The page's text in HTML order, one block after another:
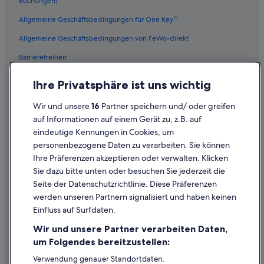
Deutschen Sinti und Roma
Luxus in Innenstadt von Heidelberg
Hotels mit Casino in Innenstadt von Heidelberg
Lgbtqia-Freundliche in Innenstadt von Heidelberg
Best Western Hotels in Innenstadt von Heidelberg
Hotels mit Parkplatz in Innenstadt von Heidelberg
Hotels mit Kinderbetreuung in Innenstadt von
Heidelberg
Hotels mit Fitnessbereich in Innenstadt von Heidelberg
Hotels nahe Antikenmuseum mit Abguss-Sammlung
Steigenberger Hotels in Heidelberg
Allgemeine Geschäftsbedingungen für One Key™
Allgemeine Geschäftsbedingungen von FeWo-direkt
Barrierefreiheit
Inhaltsrichtlinien und Melden von Inhalten
Hilfe
Hilfe
Flug stornieren
Rückerstattungsdauer
Expedia-Gutschein einlösen
Ihre Privatsphäre ist uns wichtig
Wir und unsere16 Partner speichern und/ oder greifen
auf Informationen auf einem Gerät zu, z.B. auf
eindeutige Kennungen in Cookies, um
personenbezogene Daten zu verarbeiten. Sie können
Ihre Präferenzen akzeptieren oder verwalten. Klicken
Sie dazu bitte unten oder besuchen Sie jederzeit die
Seite der Datenschutzrichtlinie. Diese Präferenzen
werden unseren Partnern signalisiert und haben keinen
Einfluss auf Surfdaten.
Wir und unsere Partner verarbeiten Daten,
um Folgendes bereitzustellen:
Verwendung genauer Standortdaten.